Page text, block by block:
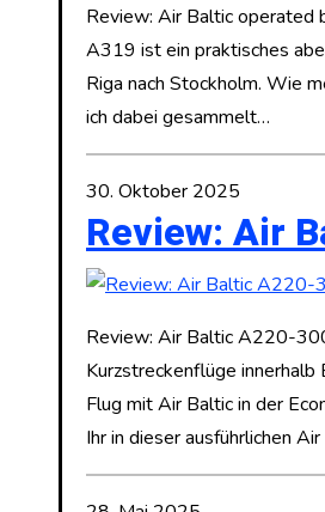
Review: Air Baltic operated
A319 ist ein praktisches
Riga nach Stockholm. Wie
ich dabei gesammelt…
30. Oktober 2025
Review: Air
Review: Air Baltic A220-
Kurzstreckenflüge
Flug mit Air Baltic in der
Ihr in dieser ausführlichen